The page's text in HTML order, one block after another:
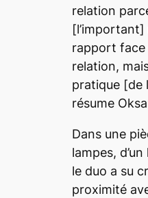
relation
[l’important]
rapport face
relation,
pratique[de
résume
Dans une
lampes,
le duo a su
proximité